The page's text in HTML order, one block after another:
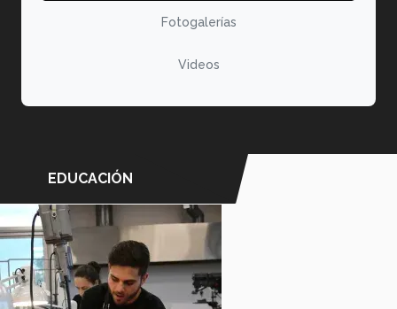
Fotogalerías
Videos
EDUCACIÓN